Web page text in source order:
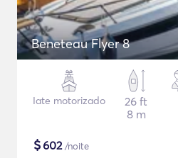
Beneteau Flyer 8
Iate motorizado
26 ft
8 m
$602/noite